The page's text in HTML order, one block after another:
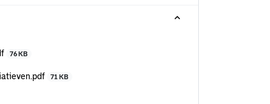
76 KB
71 KB